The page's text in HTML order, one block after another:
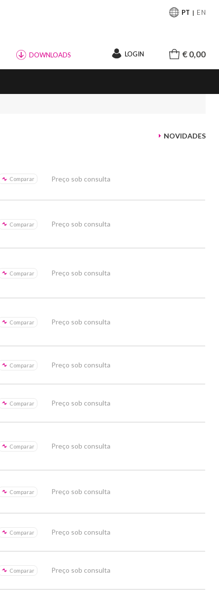
PT EN
DOWNLOADS LOGIN € 0,00
NOVIDADES
Comparar Preço sob consulta
Comparar Preço sob consulta
Comparar Preço sob consulta
Comparar Preço sob consulta
Comparar Preço sob consulta
Comparar Preço sob consulta
Comparar Preço sob consulta
Comparar Preço sob consulta
Comparar Preço sob consulta
Comparar Preço sob consulta